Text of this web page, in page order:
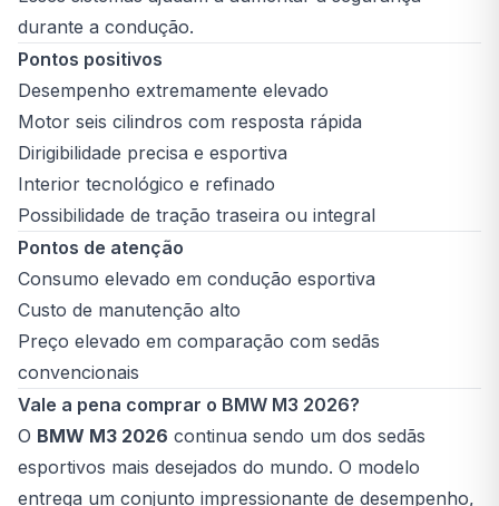
durante a condução.
Pontos positivos
Desempenho extremamente elevado
Motor seis cilindros com resposta rápida
Dirigibilidade precisa e esportiva
Interior tecnológico e refinado
Possibilidade de tração traseira ou integral
Pontos de atenção
Consumo elevado em condução esportiva
Custo de manutenção alto
Preço elevado em comparação com sedãs
convencionais
Vale a pena comprar o BMW M3 2026?
O BMW M3 2026 continua sendo um dos sedãs
esportivos mais desejados do mundo. O modelo
entrega um conjunto impressionante de desempenho,